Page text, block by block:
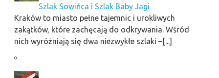
Szlak Sowińca i Szlak Baby Jagi
Kraków to miasto pełne tajemnic i urokliwych
zakątków, które zachęcają do odkrywania. Wśród
nich wyróżniają się dwa niezwykłe szlaki –[...]